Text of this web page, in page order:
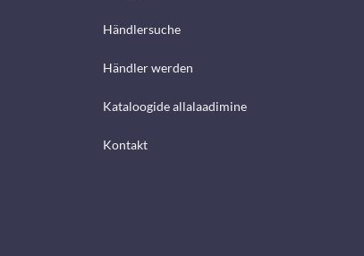
Händlersuche
Händler werden
Kataloogide allalaadimine
Kontakt